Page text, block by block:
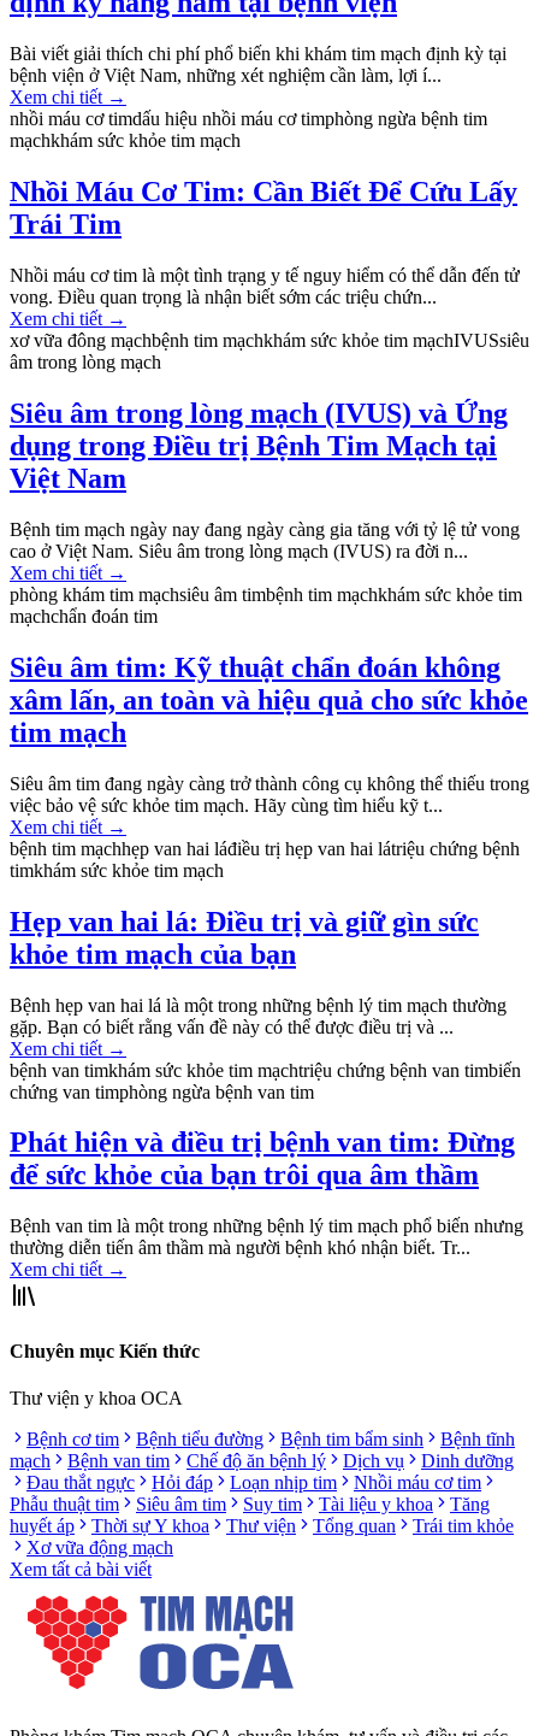
Bài viết giải thích chi phí phổ biến khi khám tim mạch định kỳ tại
bệnh viện ở Việt Nam, những xét nghiệm cần làm, lợi í...
Xem chi tiết →
nhồi máu cơ timdấu hiệu nhồi máu cơ timphòng ngừa bệnh tim
mạchkhám sức khỏe tim mạch
Nhồi Máu Cơ Tim: Cần Biết Để Cứu Lấy
Trái Tim
Nhồi máu cơ tim là một tình trạng y tế nguy hiểm có thể dẫn đến tử
vong. Điều quan trọng là nhận biết sớm các triệu chứn...
Xem chi tiết →
xơ vữa đông mạchbệnh tim mạchkhám sức khỏe tim mạchIVUSsiêu
âm trong lòng mạch
Siêu âm trong lòng mạch (IVUS) và Ứng
dụng trong Điều trị Bệnh Tim Mạch tại
Việt Nam
Bệnh tim mạch ngày nay đang ngày càng gia tăng với tỷ lệ tử vong
cao ở Việt Nam. Siêu âm trong lòng mạch (IVUS) ra đời n...
Xem chi tiết →
phòng khám tim mạchsiêu âm timbệnh tim mạchkhám sức khỏe tim
mạchchẩn đoán tim
Siêu âm tim: Kỹ thuật chẩn đoán không
xâm lấn, an toàn và hiệu quả cho sức khỏe
tim mạch
Siêu âm tim đang ngày càng trở thành công cụ không thể thiếu trong
việc bảo vệ sức khỏe tim mạch. Hãy cùng tìm hiểu kỹ t...
Xem chi tiết →
bệnh tim mạchhẹp van hai láđiều trị hẹp van hai látriệu chứng bệnh
timkhám sức khỏe tim mạch
Hẹp van hai lá: Điều trị và giữ gìn sức
khỏe tim mạch của bạn
Bệnh hẹp van hai lá là một trong những bệnh lý tim mạch thường
gặp. Bạn có biết rằng vấn đề này có thể được điều trị và ...
Xem chi tiết →
bệnh van timkhám sức khỏe tim mạchtriệu chứng bệnh van timbiến
chứng van timphòng ngừa bệnh van tim
Phát hiện và điều trị bệnh van tim: Đừng
để sức khỏe của bạn trôi qua âm thầm
Bệnh van tim là một trong những bệnh lý tim mạch phổ biến nhưng
thường diễn tiến âm thầm mà người bệnh khó nhận biết. Tr...
Xem chi tiết →
Chuyên mục Kiến thức
Thư viện y khoa OCA
Bệnh cơ tim
Bệnh tiểu đường Bệnh tim bẩm sinh
Bệnh tĩnh
mạch
Bệnh van tim Chế độ ăn bệnh lý Dịch vụ
Dinh dưỡng
Đau thắt ngực
Hỏi đáp Loạn nhịp tim
Nhồi máu cơ tim
Phẫu thuật tim
Siêu âm tim Suy tim Tài liệu y khoa
Tăng
huyết áp
Thời sự Y khoa Thư viện Tổng quan
Trái tim khỏe
Xơ vữa động mạch
Xem tất cả bài viết